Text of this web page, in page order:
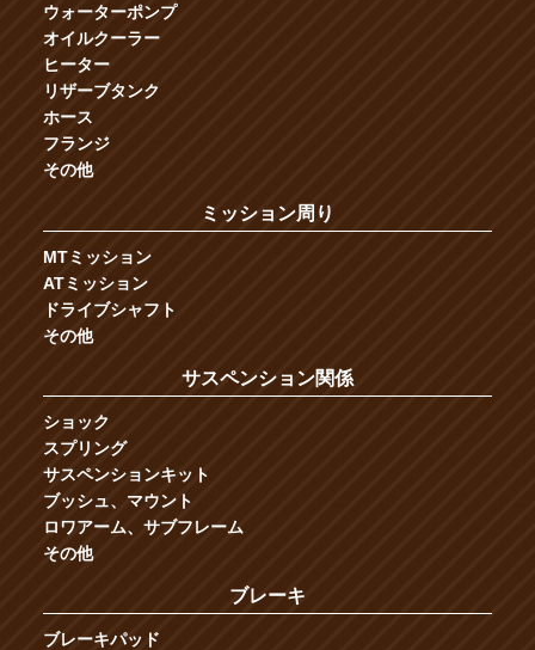
ウォーターポンプ
オイルクーラー
ヒーター
リザーブタンク
ホース
フランジ
その他
ミッション周り
MTミッション
ATミッション
ドライブシャフト
その他
サスペンション関係
ショック
スプリング
サスペンションキット
ブッシュ、マウント
ロワアーム、サブフレーム
その他
ブレーキ
ブレーキパッド